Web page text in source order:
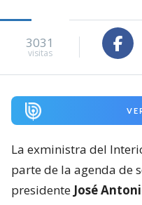
3031
visitas
La exministra del
parte de la agenda de
presidente José